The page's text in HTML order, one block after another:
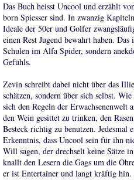
Das Buch heisst Uncool und erzählt
born Spiesser sind. In zwanzig
Ideale der 50er und Golfer
einen Rest Jugend bewahrt haben.
Schulen im Alfa Spider, sondern
Gefühls.
Zevin schreibt dabei nicht über das
schätzen, sondern über sich selbst.
sich den Regeln der Erwachsenenwelt
den Wein gesittet zu trinken, den
Besteck richtig zu benutzen. Jedesmal
Erkenntnis, dass Uncool sein für ihn
Will sagen, der drechselt keine Sätze
knallt den Lesern die Gags um die
er ist Entertainer und langt kräftig